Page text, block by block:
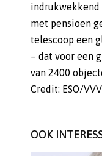
indrukwekkend
met pensioen
telescoop een
– dat voor een
van 2400
Credit: ESO/
OOK